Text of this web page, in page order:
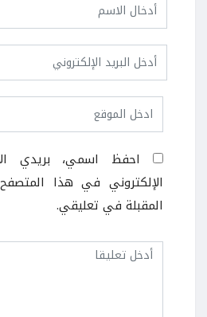
احفظ اسمي، بريدي
الإلكتروني في هذا
المقبلة في تعليقي.